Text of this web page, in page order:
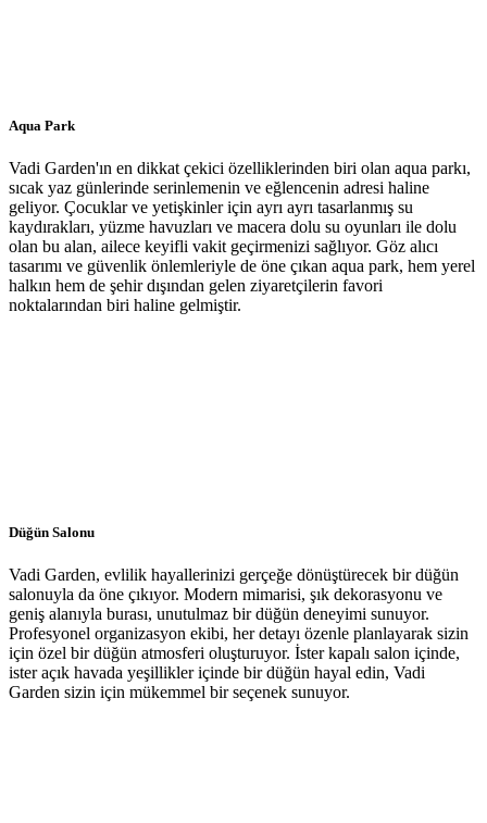
Aqua Park
Vadi Garden'ın en dikkat çekici özelliklerinden biri olan aqua parkı,
sıcak yaz günlerinde serinlemenin ve eğlencenin adresi haline
geliyor. Çocuklar ve yetişkinler için ayrı ayrı tasarlanmış su
kaydırakları, yüzme havuzları ve macera dolu su oyunları ile dolu
olan bu alan, ailece keyifli vakit geçirmenizi sağlıyor. Göz alıcı
tasarımı ve güvenlik önlemleriyle de öne çıkan aqua park, hem yerel
halkın hem de şehir dışından gelen ziyaretçilerin favori
noktalarından biri haline gelmiştir.
Düğün Salonu
Vadi Garden, evlilik hayallerinizi gerçeğe dönüştürecek bir düğün
salonuyla da öne çıkıyor. Modern mimarisi, şık dekorasyonu ve
geniş alanıyla burası, unutulmaz bir düğün deneyimi sunuyor.
Profesyonel organizasyon ekibi, her detayı özenle planlayarak sizin
için özel bir düğün atmosferi oluşturuyor. İster kapalı salon içinde,
ister açık havada yeşillikler içinde bir düğün hayal edin, Vadi
Garden sizin için mükemmel bir seçenek sunuyor.